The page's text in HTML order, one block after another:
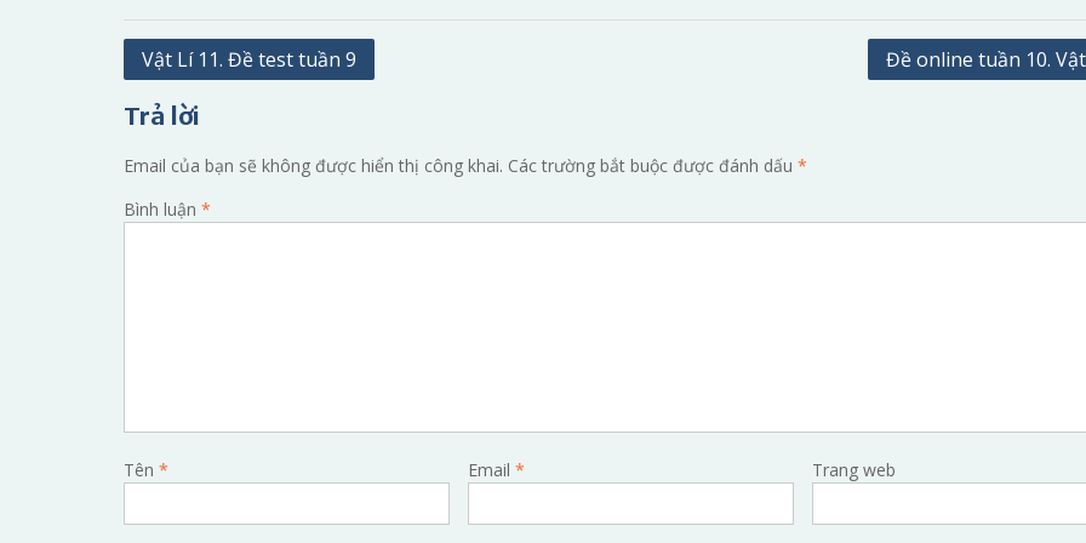
Điều
bài
viết
Vật Lí 11. Đề test tuần 9 Đề online tuần 10.
Trả lời
Email của bạn sẽ không được hiển thị công khai. Các trường bắt buộc được đánh dấu *
Bình luận *
Tên * Email * Trang web